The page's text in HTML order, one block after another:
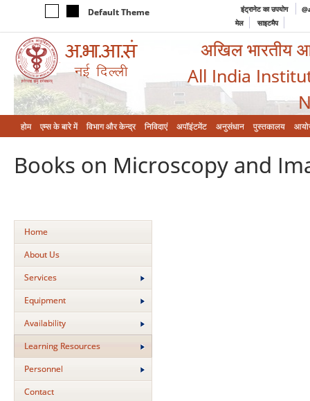
Default Theme इंट्रानेट का उपयोग
मेल
साइटमैप
अखिल भारतीय
All India
होम एम्‍स के बारे में विभाग और केन्‍द्र निविदाएं अपॉइंटमेंट अनुसंधान पुस्तकालय
Books on Microscopy and
Home
About Us
Services
Equipment
Availability
Learning Resources
Personnel
Contact